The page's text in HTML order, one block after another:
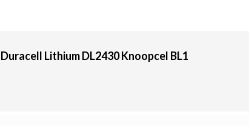
Duracell Lithium DL2430 Knoopcel BL1